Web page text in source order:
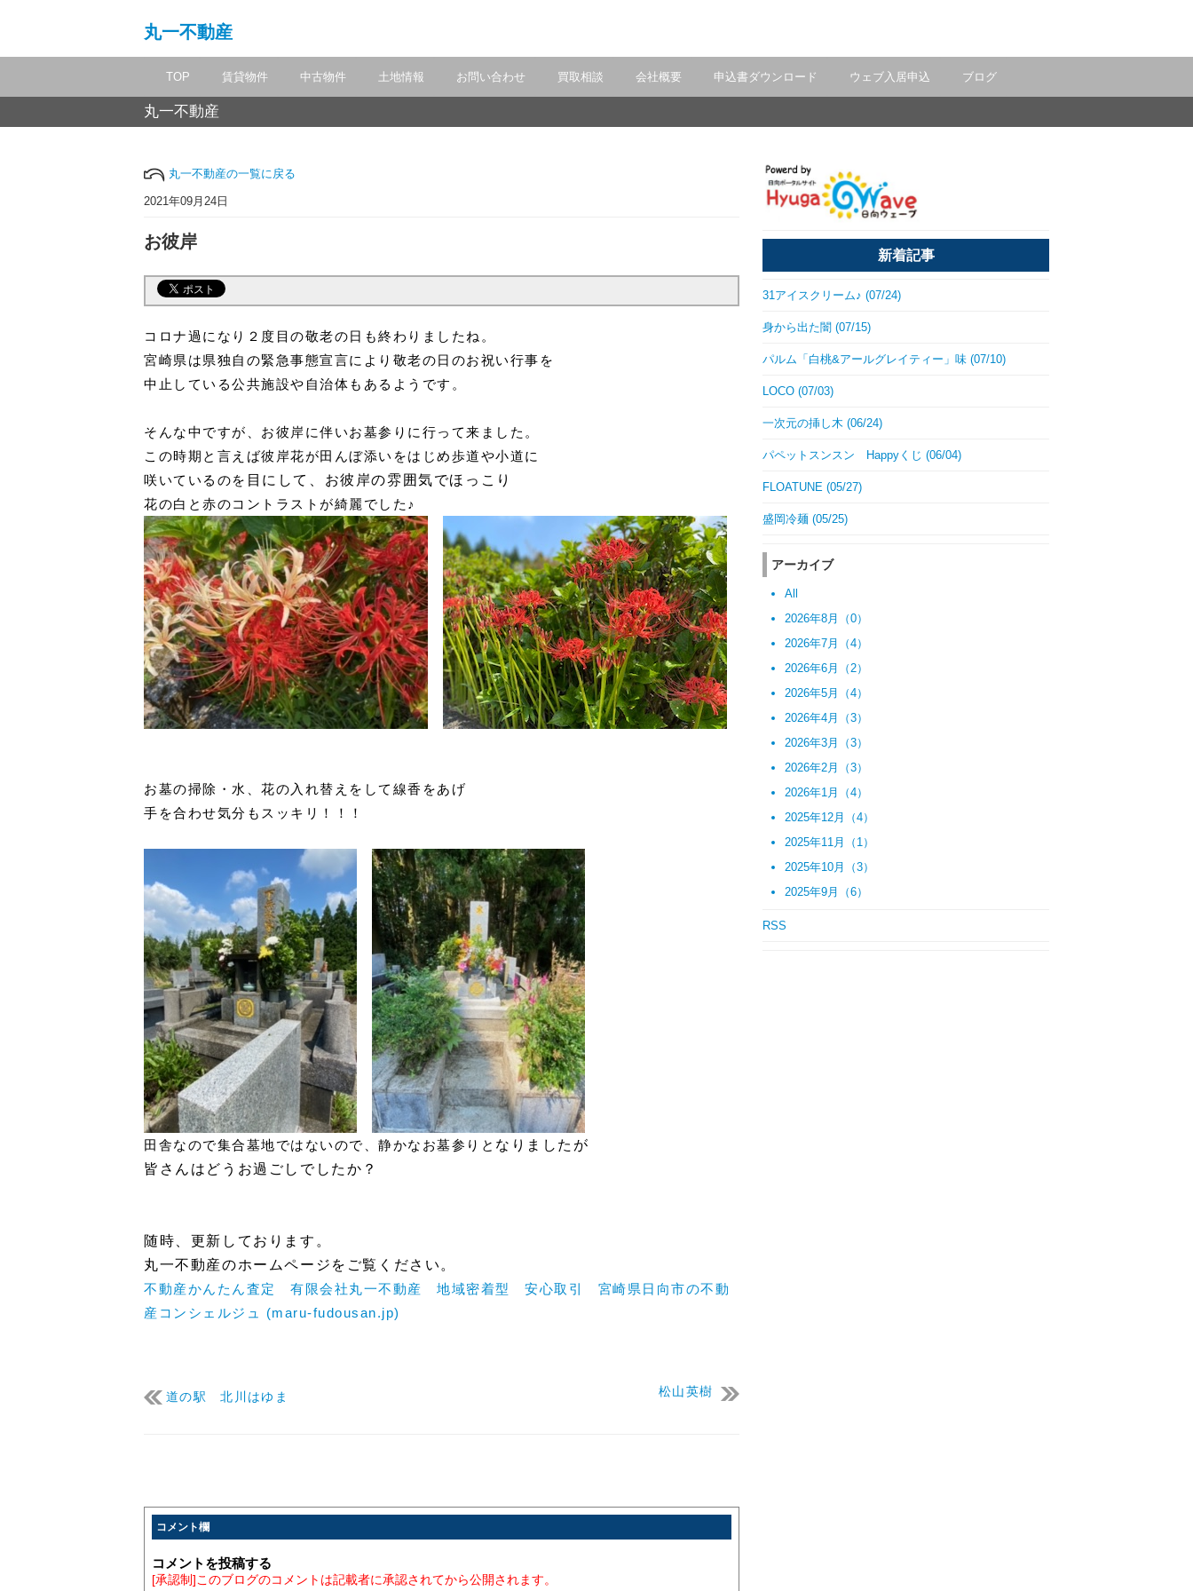
丸一不動産
TOP 賃貸物件 中古物件 土地情報 お問い合わせ 買取相談 会社概要 申込書ダウンロード ウェブ入居申込 ブログ
丸一不動産
丸一不動産の一覧に戻る
2021年09月24日
お彼岸
コロナ過になり２度目の敬老の日も終わりましたね。
宮崎県は県独自の緊急事態宣言により敬老の日のお祝い行事を
中止している公共施設や自治体もあるようです。
そんな中ですが、お彼岸に伴いお墓参りに行って来ました。
この時期と言えば彼岸花が田んぼ添いをはじめ歩道や小道に
咲いているのを 目にして、お彼岸の雰囲気でほっこり
花の白と赤のコントラストが綺麗でした♪
お墓の掃除・水、花の入れ替えをして線香をあげ
手を合わせ気分もスッキリ！！！
田舎なので集合墓地ではないので、静かなお墓参りと なりましたが
皆さんはどうお過ごしでしたか？
随時、更新しております。
丸一不動産のホームページをご覧ください。
不動産かんたん査定 有限会社丸一不動産 地域密着型 安心取引 宮崎県日向市の不動
産コンシェルジュ (maru-fudousan.jp)
道の駅 北川はゆま 松山英樹
コメント欄
コメントを投稿する
[承認制]このブログのコメントは記載者に承認されてから公開されます。
新着記事
31アイスクリーム♪ (07/24)
身から出た闇 (07/15)
パルム「白桃&アールグレイティー」味 (07/10)
LOCO (07/03)
一次元の挿し木 (06/24)
パペットスンスン Happyくじ (06/04)
FLOATUNE (05/27)
盛岡冷麺 (05/25)
アーカイブ
All
2026年8月（0）
2026年7月（4）
2026年6月（2）
2026年5月（4）
2026年4月（3）
2026年3月（3）
2026年2月（3）
2026年1月（4）
2025年12月（4）
2025年11月（1）
2025年10月（3）
2025年9月（6）
RSS